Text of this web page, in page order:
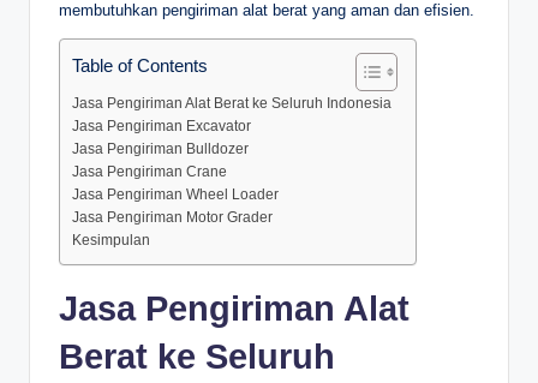
membutuhkan pengiriman alat berat yang aman dan efisien.
Table of Contents
Jasa Pengiriman Alat Berat ke Seluruh Indonesia
Jasa Pengiriman Excavator
Jasa Pengiriman Bulldozer
Jasa Pengiriman Crane
Jasa Pengiriman Wheel Loader
Jasa Pengiriman Motor Grader
Kesimpulan
Jasa Pengiriman Alat
Berat ke Seluruh